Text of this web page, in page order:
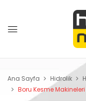
Ana Sayfa Hidrolik
Boru Kesme Makineleri